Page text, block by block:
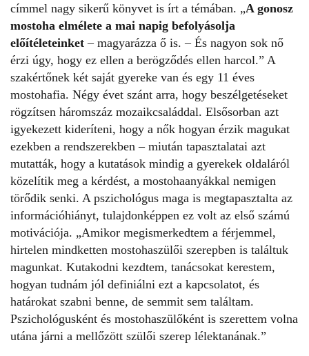
címmel nagy sikerű könyvet is írt a témában. „A gonosz
mostoha elmélete a mai napig befolyásolja
előítéleteinket– magyarázza ő is. – És nagyon sok nő
érzi úgy, hogy ez ellen a berögződés ellen harcol.” A
szakértőnek két saját gyereke van és egy 11 éves
mostohafia. Négy évet szánt arra, hogy beszélgetéseket
rögzítsen háromszáz mozaikcsaláddal. Elsősorban azt
igyekezett kideríteni, hogy a nők hogyan érzik magukat
ezekben a rendszerekben – miután tapasztalatai azt
mutatták, hogy a kutatások mindig a gyerekek oldaláról
közelítik meg a kérdést, a mostohaanyákkal nemigen
törődik senki. A pszichológus maga is megtapasztalta az
információhiányt, tulajdonképpen ez volt az első számú
motivációja. „Amikor megismerkedtem a férjemmel,
hirtelen mindketten mostohaszülői szerepben is találtuk
magunkat. Kutakodni kezdtem, tanácsokat kerestem,
hogyan tudnám jól definiálni ezt a kapcsolatot, és
határokat szabni benne, de semmit sem találtam.
Pszichológusként és mostohaszülőként is szerettem volna
utána járni a mellőzött szülői szerep lélektanának.”